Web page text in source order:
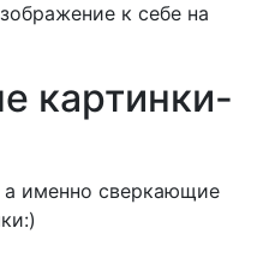
к себе на
картинки-
именно сверкающие